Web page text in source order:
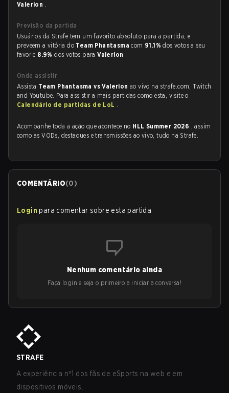
Valerion .
Previsão da partida
Usuários da Strafe tem um favorito absoluto para a partida, e
preveem a vitória do Team Phantasmacom 91.1%dos votos a seu
favor e 8.9%dos votos paraValerion .
Onde assistir
Assista Team Phantasma vs Valerionao vivo na strafe.com, Twitch
and Youtube. Para assistir a mais partidas como esta, visite o
Calendário de partidas de LoL .
Acompanhe toda a ação que acontece no HLL Summer 2026 , assim
como as VODs, destaques e transmissões ao vivo, tudo na Strafe.
COMENTÁRIO(0)
Login para comentar sobre esta partida
Nenhum comentário ainda
Faça login e seja o primeiro a iniciar a conversa!
STRAFE
A experiência nº1 dos fãs de eSports na web e em
dispositivos móveis.